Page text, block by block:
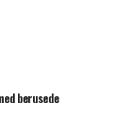
berusede